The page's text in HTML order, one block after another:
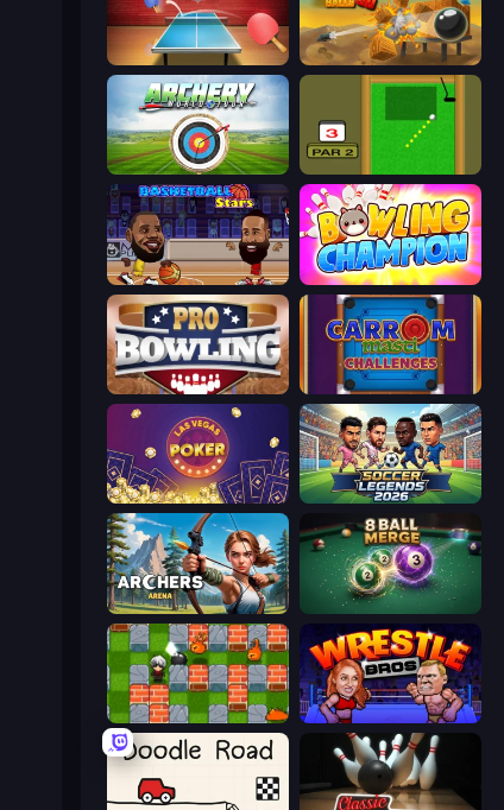
Table Tennis World Tour Cannon Balls 3D
Archery World Tour
Basketball Stars Bowling Champion
Pro Bowling 3D
Las Vegas Poker Soccer Legends 2026
Archers Arena 8 Ball Merge
Bomber Friends Wrestle Bros